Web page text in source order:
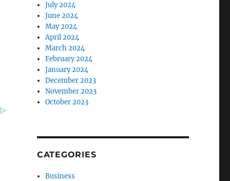
July 2024
June 2024
May 2024
April 2024
March 2024
February 2024
January 2024
December 2023
November 2023
October 2023
CATEGORIES
Business